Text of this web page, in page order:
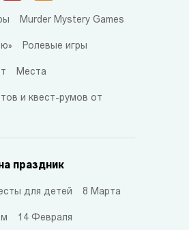
Murder Mystery Games
Ролевые игры
Места
и квест-румов от
праздник
для детей 8 Марта
14 Февраля